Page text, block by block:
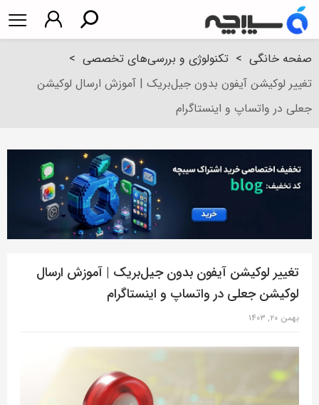
صفحه خانگی > تکنولوژی و بررسی‌های تخصصی >
تغییر لوکیشن آیفون بدون جیل‌بریک | آموزش ارسال لوکیشن
جعلی در واتساپ و اینستاگرام
تغییر لوکیشن آیفون بدون جیل‌بریک | آموزش ارسال
لوکیشن جعلی در واتساپ و اینستاگرام
بهمن ۲۰, ۱۴۰۳